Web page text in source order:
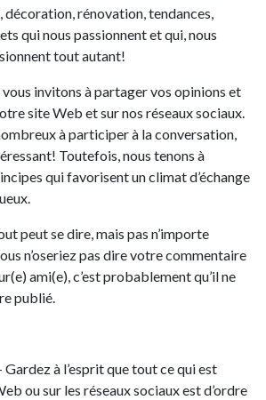
décoration, rénovation, tendances,
qui nous passionnent et qui, nous
tout autant!
vous invitons à partager vos opinions et
site Web et sur nos réseaux sociaux.
à participer à la conversation,
Toutefois, nous tenons à
qui favorisent un climat d’échange
peut se dire, mais pas n’importe
n’oseriez pas dire votre commentaire
ami(e), c’est probablement qu’il ne
publié.
Gardez à l’esprit que tout ce qui est
ou sur les réseaux sociaux est d’ordre